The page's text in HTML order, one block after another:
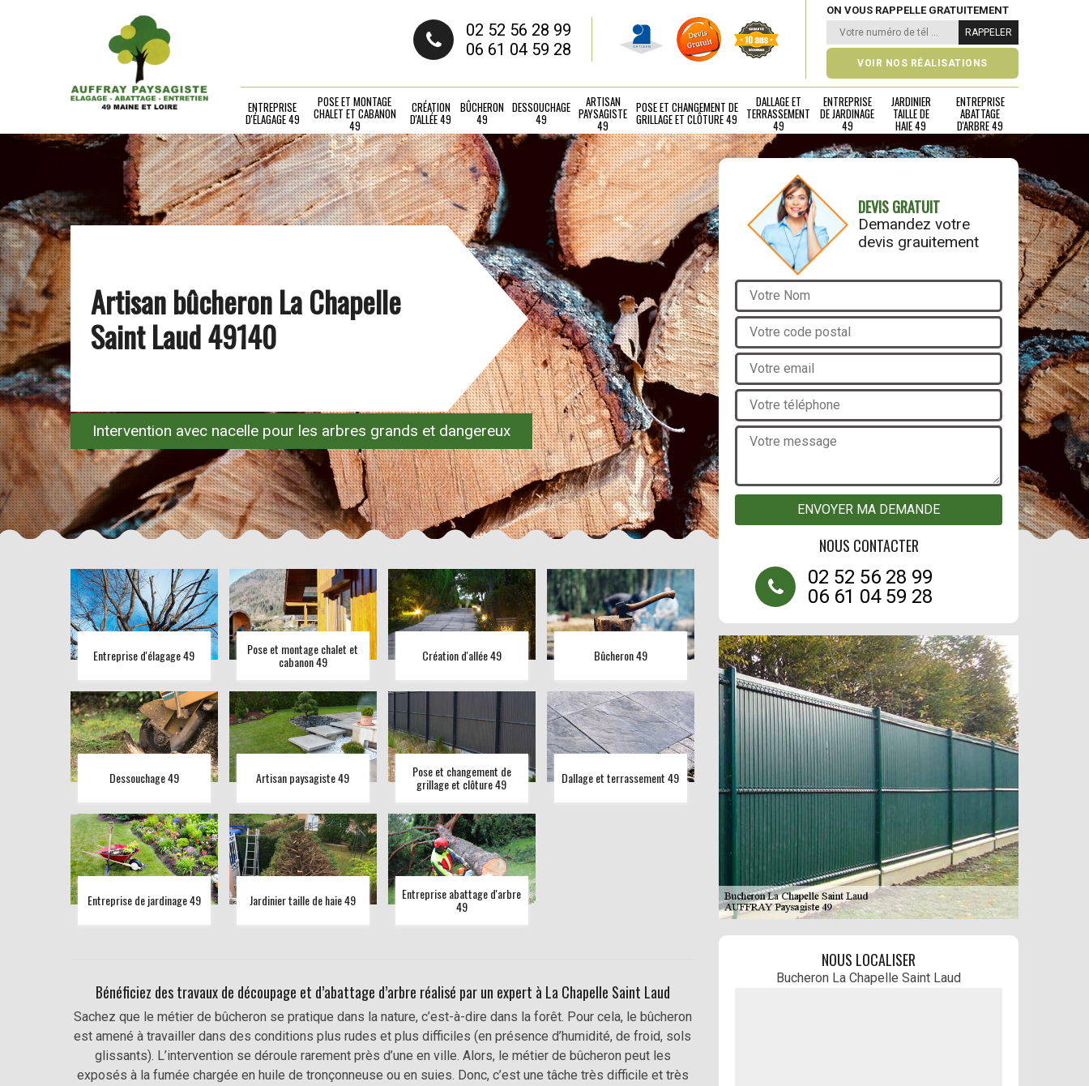
02 52 56 28 99
06 61 04 59 28
ON VOUS RAPPELLE GRATUITEMENT
VOIR NOS RÉALISATIONS
ENTREPRISE
D'ÉLAGAGE 49
POSE ET MONTAGE
CHALET ET CABANON
49
CRÉATION
D'ALLÉE 49
BÛCHERON
49
DESSOUCHAGE
49
ARTISAN
PAYSAGISTE
49
POSE ET CHANGEMENT DE
GRILLAGE ET CLÔTURE 49
DALLAGE ET
TERRASSEMENT
49
ENTREPRISE
DE JARDINAGE
49
JARDINIER
TAILLE DE
HAIE 49
ENTREPRISE
ABATTAGE
D'ARBRE 49
Artisan bûcheron La Chapelle
Saint Laud 49140
Intervention avec nacelle pour les arbres grands et dangereux
Entreprise d'élagage 49 Pose et montage chalet et
cabanon 49 Création d'allée 49 Bûcheron 49
Dessouchage 49 Artisan paysagiste 49 Pose et changement de
grillage et clôture 49 Dallage et terrassement 49
Entreprise de jardinage 49 Jardinier taille de haie 49 Entreprise abattage d'arbre
49
Bénéficiez des travaux de découpage et d’abattage d’arbre réalisé par un expert à La Chapelle Saint Laud
Sachez que le métier de bûcheron se pratique dans la nature, c’est-à-dire dans la forêt. Pour cela, le bûcheron
est amené à travailler dans des conditions plus rudes et plus difficiles (en présence d’humidité, de froid, sols
glissants). L’intervention se déroule rarement près d’une en ville. Alors, le métier de bûcheron peut les
exposés à la fumée chargée en huile de tronçonneuse ou en suies. Donc, c’est une tâche très difficile et très
DEVIS GRATUIT
Demandez votre
devis grauitement
NOUS CONTACTER
02 52 56 28 99
06 61 04 59 28
NOUS LOCALISER
Bucheron La Chapelle Saint Laud